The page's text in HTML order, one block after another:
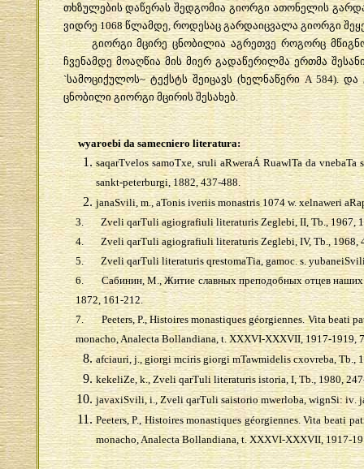
თხზულების დაწერას შედგომია გიორგი ათონელის
ვიდრე1068წლამდე ,როდესაც გარდაიცვალა გიორგი
გიორგი მცირე ცნობილია აგრეთვე როგორც
ჩვენამდე მოაღწია მის მიერ გადაწერილმა ერთმა
`სამოციქულოს~ტექსტს შეიცავს(ხელნაწერი A 584). და
ცნობილი გიორგი მცირის შესახებ.
wyaroebi da samecniero literatura:
saqarTvelos samoTxe, sruli aRweraÁ RuawlTa da
sankt-peterburgi, 1882, 437-488.
janaSvili, m., aTonis iveriis monastris 1074 w. xelnaweri
3.
Zveli qarTuli agiografiuli literaturis Zeglebi, II, Tb., 1967,
4.
Zveli qarTuli agiografiuli literaturis Zeglebi, IV, Tb., 1968,
5.
Zveli qarTuli literaturis qrestomaTia, gamoc. s.
6.
Сабинин, М., Житие славных преподобных отцев
1872, 161-212.
7.
Peeters, P., Histoires monastiques géorgiennes.Vita beati
monacho, Analecta Bollandiana, t. XXXVI-XXXVII, 1917-1919,
afciauri, j., giorgi mciris giorgi mTawmidelis cxovreba, Tb.,
kekeliZe, k., ZveliqarTuli literaturis istoria, I, Tb., 1980, 2
javaxiSvili ,i Zveli qarTuli saistorio mwerloba, wignSi:iv.
Peeters, P., Histoires monastiques géorgiennes.Vita beati
monacho, Analecta Bollandiana, t. XXXVI-XXXVII, 1917-